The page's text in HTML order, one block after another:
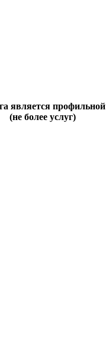
является профильной
(не более услуг)